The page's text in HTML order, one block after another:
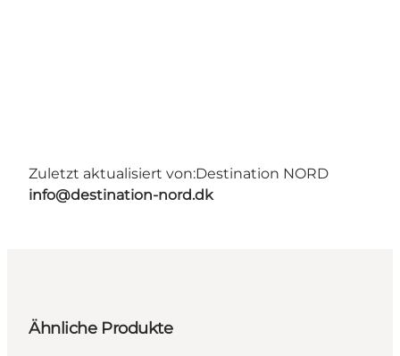
Zuletzt aktualisiert von:Destination NORD
info@destination-nord.dk
Ähnliche Produkte